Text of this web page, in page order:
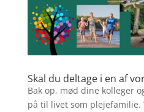
Skal du deltage i en af
Bak op, mød dine kolleger
på til livet som